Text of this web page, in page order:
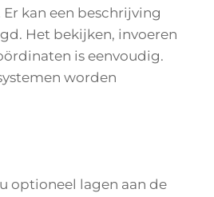
kan een beschrijving
Het bekijken, invoeren
is eenvoudig.
worden
optioneel lagen aan de